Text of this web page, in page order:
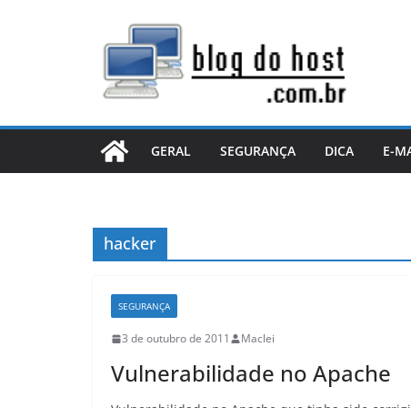
GERAL SEGURANÇA DICA E-
hacker
SEGURANÇA
3 de outubro de 2011 Maclei
Vulnerabilidade no Apache